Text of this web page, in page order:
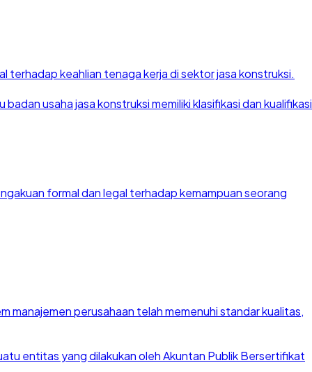
keahlian tenaga kerja di sektor jasa konstruksi.
usaha jasa konstruksi memiliki klasifikasi dan kualifikasi
formal dan legal terhadap kemampuan seorang
perusahaan telah memenuhi standar kualitas,
entitas yang dilakukan oleh Akuntan Publik Bersertifikat